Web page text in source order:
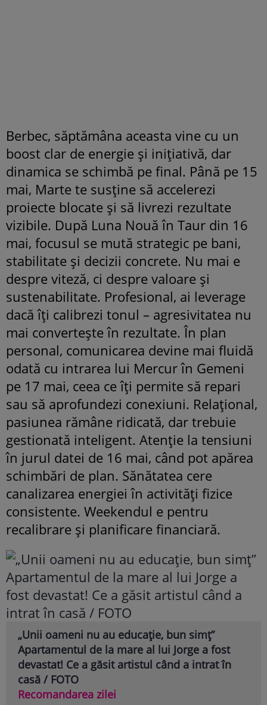
Berbec, săptămâna aceasta vine cu un
boost clar de energie și inițiativă, dar
dinamica se schimbă pe final. Până pe 15
mai, Marte te susține să accelerezi
proiecte blocate și să livrezi rezultate
vizibile. După Luna Nouă în Taur din 16
mai, focusul se mută strategic pe bani,
stabilitate și decizii concrete. Nu mai e
despre viteză, ci despre valoare și
sustenabilitate. Profesional, ai leverage
dacă îți calibrezi tonul – agresivitatea nu
mai convertește în rezultate. În plan
personal, comunicarea devine mai fluidă
odată cu intrarea lui Mercur în Gemeni
pe 17 mai, ceea ce îți permite să repari
sau să aprofundezi conexiuni. Relațional,
pasiunea rămâne ridicată, dar trebuie
gestionată inteligent. Atenție la tensiuni
în jurul datei de 16 mai, când pot apărea
schimbări de plan. Sănătatea cere
canalizarea energiei în activități fizice
consistente. Weekendul e pentru
recalibrare și planificare financiară.
„Unii oameni nu au educație, bun simț”
Apartamentul de la mare al lui Jorge a fost
devastat! Ce a găsit artistul când a intrat în
casă / FOTO
Recomandarea zilei